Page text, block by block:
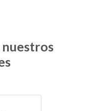
nuestros